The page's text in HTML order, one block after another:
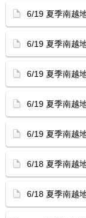
6/19 夏季南越
6/19 夏季南越
6/19 夏季南
6/19 夏季南越
6/19 夏季南越
6/18 夏季南越
6/18 夏季南越